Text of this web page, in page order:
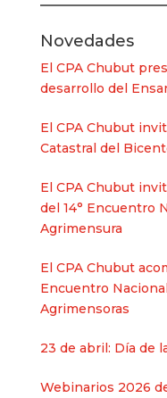
Novedades
El CPA Chubut
desarrollo del
El CPA Chubut
Catastral del
El CPA Chubut
del 14° Encuentro
Agrimensura
El CPA Chubut
Encuentro
Agrimensoras
23 de abril: Día de
Webinarios 2026